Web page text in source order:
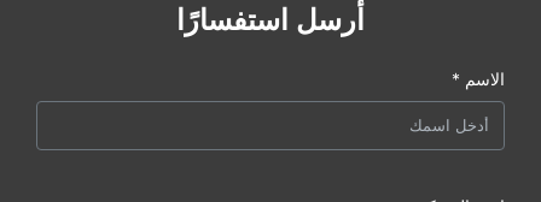
أرسل استفسارًا
الاسم *